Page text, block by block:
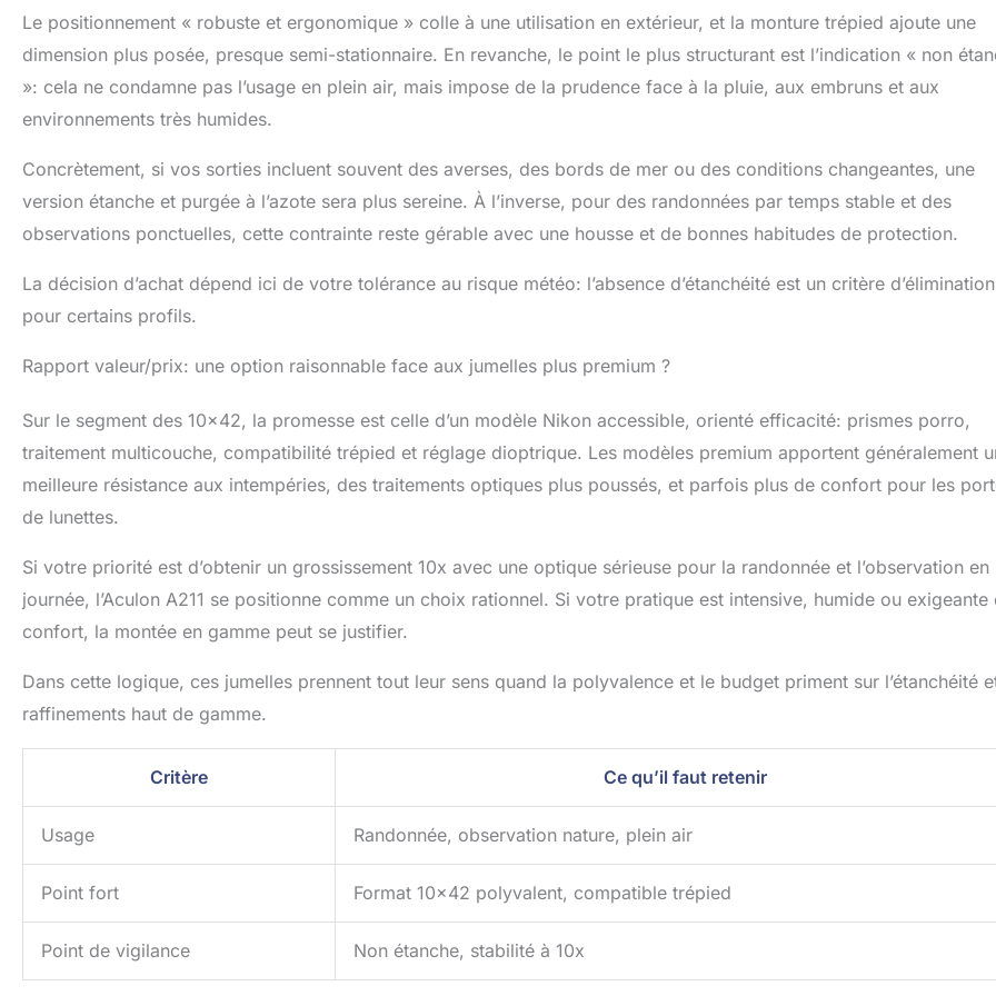
Le positionnement « robuste et ergonomique » colle à une utilisation en extérieur, et la monture trépied ajoute une
dimension plus posée, presque semi-stationnaire. En revanche, le point le plus structurant est l’indication « non
»: cela ne condamne pas l’usage en plein air, mais impose de la prudence face à la pluie, aux embruns et aux
environnements très humides.
Concrètement, si vos sorties incluent souvent des averses, des bords de mer ou des conditions changeantes, une
version étanche et purgée à l’azote sera plus sereine. À l’inverse, pour des randonnées par temps stable et des
observations ponctuelles, cette contrainte reste gérable avec une housse et de bonnes habitudes de protection.
La décision d’achat dépend ici de votre tolérance au risque météo: l’absence d’étanchéité est un critère d’élimination
pour certains profils.
Rapport valeur/prix: une option raisonnable face aux jumelles plus premium ?
Sur le segment des 10×42, la promesse est celle d’un modèle Nikon accessible, orienté efficacité: prismes porro,
traitement multicouche, compatibilité trépied et réglage dioptrique. Les modèles premium apportent généralement
meilleure résistance aux intempéries, des traitements optiques plus poussés, et parfois plus de confort pour les
de lunettes.
Si votre priorité est d’obtenir un grossissement 10x avec une optique sérieuse pour la randonnée et l’observation en
journée, l’Aculon A211 se positionne comme un choix rationnel. Si votre pratique est intensive, humide ou exigeante
confort, la montée en gamme peut se justifier.
Dans cette logique, ces jumelles prennent tout leur sens quand la polyvalence et le budget priment sur l’étanchéité
raffinements haut de gamme.
Critère Ce qu’il faut retenir
Usage Randonnée, observation nature, plein air
Point fort Format 10×42 polyvalent, compatible trépied
Point de vigilance Non étanche, stabilité à 10x